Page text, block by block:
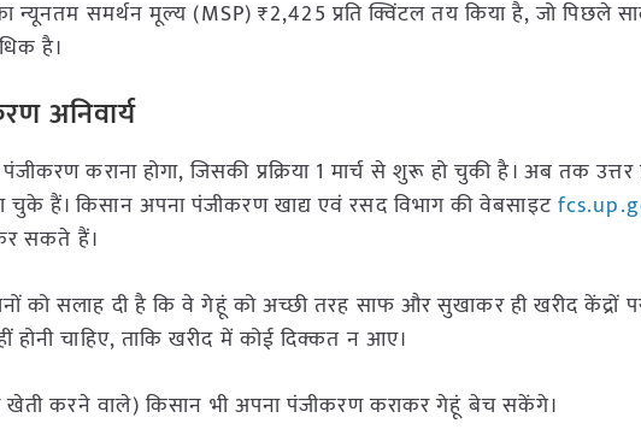
न्यूनतम समर्थन मूल्य (MSP) ₹2,425 प्रति क्विंटल तय किया है, जो पिछले
है।
अनिवार्य
कराना होगा, जिसकी प्रक्रिया 1 मार्च से शुरू हो चुकी है। अब तक
चुके हैं। किसान अपना पंजीकरण खाद्य एवं रसद विभाग की वेबसाइट
सकते हैं।
को सलाह दी है कि वे गेहूं को अच्छी तरह साफ और सुखाकर ही खरीद केंद्रों
होनी चाहिए, ताकि खरीद में कोई दिक्कत न आए।
खेती करने वाले) किसान भी अपना पंजीकरण कराकर गेहूं बेच सकेंगे।